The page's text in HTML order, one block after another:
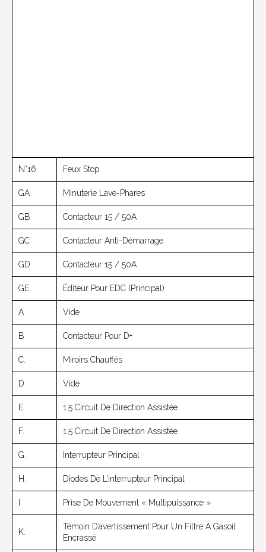
N°16 Feux Stop
GA Minuterie Lave-Phares
GB Contacteur 15 / 50A
GC Contacteur Anti-Démarrage
GD Contacteur 15 / 50A
GE Éditeur Pour EDC (principal)
A Vide
B Contacteur Pour D+
C. Miroirs Chauffés
D Vide
E. 1.5 Circuit De Direction Assistée
F. 1.5 Circuit De Direction Assistée
G. Interrupteur Principal
H. Diodes De L’interrupteur Principal
Prise De Mouvement « Multipuissance »
K.
Témoin D’avertissement Pour Un Filtre À Gasoil
Encrassé